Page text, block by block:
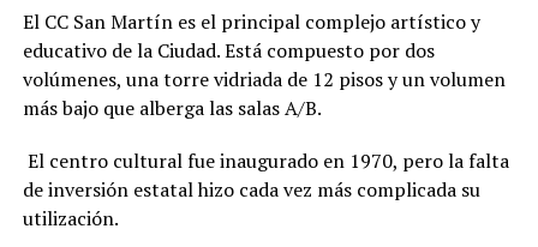
El CC San Martín es el principal complejo artístico y
educativo de la Ciudad. Está compuesto por dos
volúmenes, una torre vidriada de 12 pisos y un volumen
más bajo que alberga las salas A/B.
El centro cultural fue inaugurado en 1970, pero la falta
de inversión estatal hizo cada vez más complicada su
utilización.